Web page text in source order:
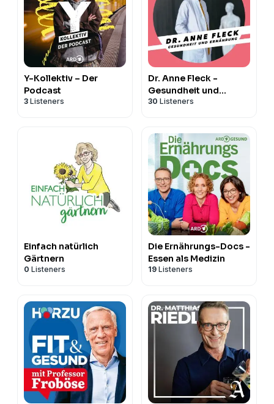
Y-Kollektiv – Der
Podcast
3 Listeners
Dr. Anne Fleck -
Gesundheit und
Ernährung
30 Listeners
Einfach natürlich
Gärtnern
0 Listeners
Die Ernährungs-Docs -
Essen als Medizin
19 Listeners